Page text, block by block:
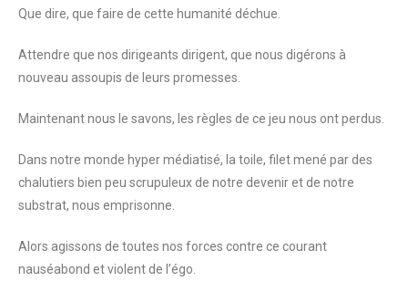
Que dire, que faire de cette humanité déchue.
Attendre que nos dirigeants dirigent, que nous digérons à
nouveau assoupis de leurs promesses.
Maintenant nous le savons, les règles de ce jeu nous ont perdus.
Dans notre monde hyper médiatisé, la toile, filet mené par des
chalutiers bien peu scrupuleux de notre devenir et de notre
substrat, nous emprisonne.
Alors agissons de toutes nos forces contre ce courant
nauséabond et violent de l’égo.